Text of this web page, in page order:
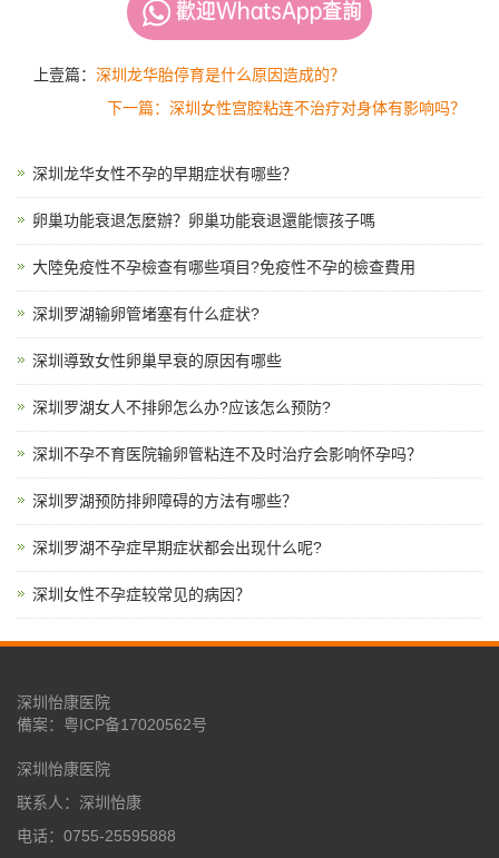
上壹篇： 深圳龙华胎停育是什么原因造成的？
下一篇：深圳女性宫腔粘连不治疗对身体有影响吗？
深圳龙华女性不孕的早期症状有哪些？
卵巢功能衰退怎麼辦？卵巢功能衰退還能懷孩子嗎
大陸免疫性不孕檢查有哪些項目?免疫性不孕的檢查費用
深圳罗湖输卵管堵塞有什么症状?
深圳導致女性卵巢早衰的原因有哪些
深圳罗湖女人不排卵怎么办?应该怎么预防?
深圳不孕不育医院输卵管粘连不及时治疗会影响怀孕吗？
深圳罗湖预防排卵障碍的方法有哪些？
深圳罗湖不孕症早期症状都会出现什么呢?
深圳女性不孕症较常见的病因？
深圳怡康医院
備案： 粤ICP备17020562号
深圳怡康医院
联系人：深圳怡康
电话：0755-25595888